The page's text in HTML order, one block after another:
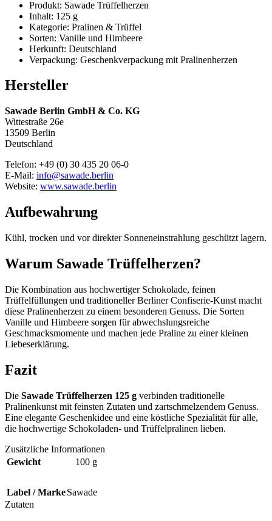
Produkt: Sawade Trüffelherzen
Inhalt: 125 g
Kategorie: Pralinen & Trüffel
Sorten: Vanille und Himbeere
Herkunft: Deutschland
Verpackung: Geschenkverpackung mit Pralinenherzen
Hersteller
Sawade Berlin GmbH & Co. KG
Wittestraße 26e
13509 Berlin
Deutschland
Telefon: +49 (0) 30 435 20 06-0
E-Mail: info@sawade.berlin
Website: www.sawade.berlin
Aufbewahrung
Kühl, trocken und vor direkter Sonneneinstrahlung geschützt lagern.
Warum Sawade Trüffelherzen?
Die Kombination aus hochwertiger Schokolade, feinen
Trüffelfüllungen und traditioneller Berliner Confiserie-Kunst macht
diese Pralinenherzen zu einem besonderen Genuss. Die Sorten
Vanille und Himbeere sorgen für abwechslungsreiche
Geschmacksmomente und machen jede Praline zu einer kleinen
Liebeserklärung.
Fazit
Die Sawade Trüffelherzen 125 g verbinden traditionelle
Pralinenkunst mit feinsten Zutaten und zartschmelzendem Genuss.
Eine elegante Geschenkidee und eine köstliche Spezialität für alle,
die hochwertige Schokoladen- und Trüffelpralinen lieben.
Zusätzliche Informationen
Gewicht
100 g
Label / MarkeSawade
Zutaten